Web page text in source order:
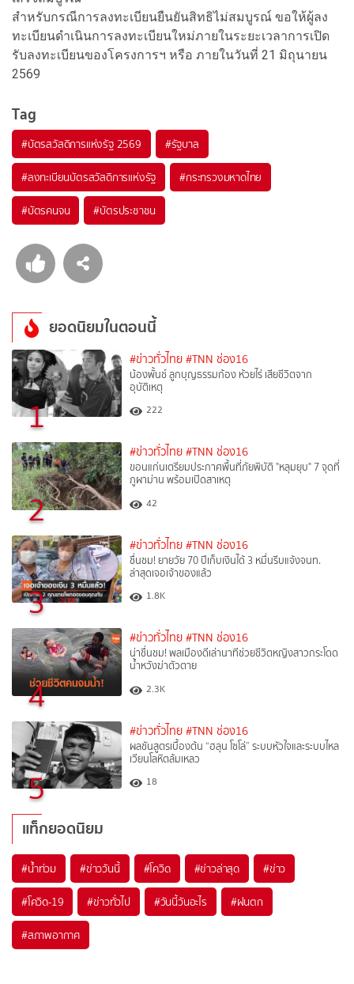
สำหรับกรณีการลงทะเบียนยืนยันสิทธิไม่สมบูรณ์ ขอให้ผู้ลง
ทะเบียนดำเนินการลงทะเบียนใหม่ภายในระยะเวลาการเปิด
รับลงทะเบียนของโครงการฯ หรือ ภายในวันที่ 21 มิถุนายน
2569
Tag
#บัตรสวัสดิการแห่งรัฐ 2569 #รัฐบาล
#ลงทะเบียนบัตรสวัสดิการแห่งรัฐ #กระทรวงมหาดไทย
#บัตรคนจน #บัตรประชาชน
ยอดนิยมในตอนนี้
1
#ข่าวทั่วไทย #TNN ช่อง16
น้องพั้นช์ ลูกบุญธรรมก้อง ห้วยไร่ เสียชีวิตจาก
อุบัติเหตุ
222
2
#ข่าวทั่วไทย #TNN ช่อง16
ขอนแก่นเตรียมประกาศพื้นที่ภัยพิบัติ "หลุมยุบ" 7 จุดที่
ภูผาม่าน พร้อมเปิดสาเหตุ
42
3
#ข่าวทั่วไทย #TNN ช่อง16
ชื่นชม! ยายวัย 70 ปีเก็บเงินได้ 3 หมื่นรีบแจ้งจนท.
ล่าสุดเจอเจ้าของแล้ว
1.8K
4
#ข่าวทั่วไทย #TNN ช่อง16
น่าชื่นชม! พลเมืองดีเล่านาทีช่วยชีวิตหญิงสาวกระโดด
น้ำหวังฆ่าตัวตาย
2.3K
5
#ข่าวทั่วไทย #TNN ช่อง16
ผลชันสูตรเบื้องต้น “ฮลุน โซโล่” ระบบหัวใจและระบบไหล
เวียนโลหิตล้มเหลว
18
แท็กยอดนิยม
#น้ำท่วม #ข่าววันนี้ #โควิด #ข่าวล่าสุด #ข่าว
#โควิด-19 #ข่าวทั่วไป #วันนี้วันอะไร #ฝนตก
#สภาพอากาศ